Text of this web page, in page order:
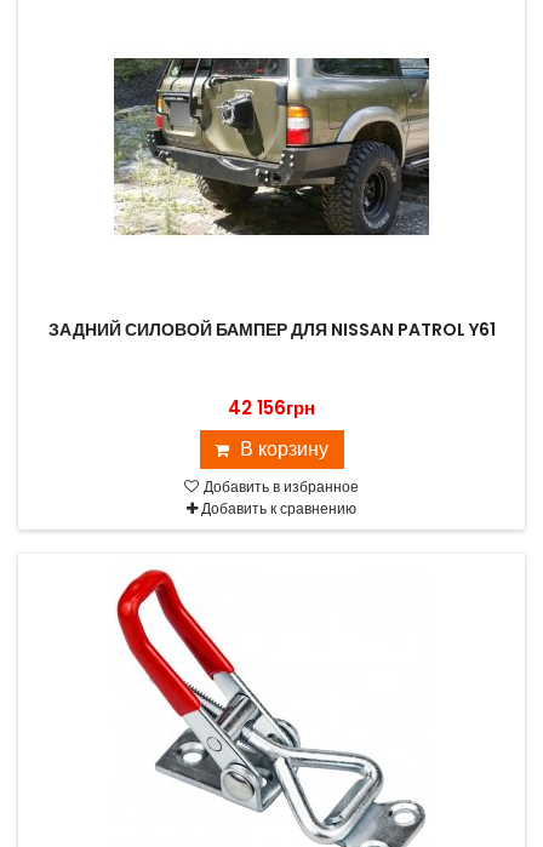
ЗАДНИЙ СИЛОВОЙ БАМПЕР ДЛЯ NISSAN PATROL Y61
42 156грн
В корзину
Добавить в избранное
Добавить к сравнению